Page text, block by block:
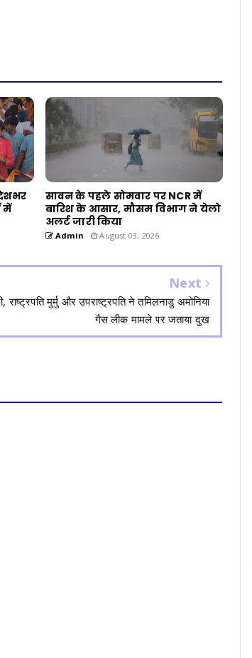
में
सावन के पहले सोमवार पर NCR में
बारिश के आसार, मौसम विभाग ने येलो
अलर्ट जारी किया
Admin August 03, 2026
Next
राष्ट्रपति मुर्मु और उपराष्ट्रपति ने तमिलनाडु अमोनिया
गैस लीक मामले पर जताया दुख